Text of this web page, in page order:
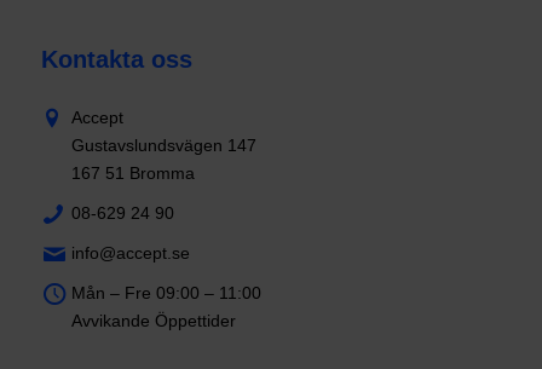
Kontakta oss
Accept
Gustavslundsvägen 147
167 51 Bromma
08-629 24 90
info@accept.se
Mån – Fre 09:00 – 11:00
Avvikande Öppettider